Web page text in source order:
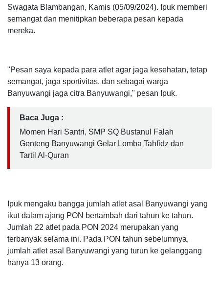
Swagata Blambangan, Kamis (05/09/2024). Ipuk memberi
semangat dan menitipkan beberapa pesan kepada
mereka.
"Pesan saya kepada para atlet agar jaga kesehatan, tetap
semangat, jaga sportivitas, dan sebagai warga
Banyuwangi jaga citra Banyuwangi," pesan Ipuk.
Baca Juga :
Momen Hari Santri, SMP SQ Bustanul Falah
Genteng Banyuwangi Gelar Lomba Tahfidz dan
Tartil Al-Quran
Ipuk mengaku bangga jumlah atlet asal Banyuwangi yang
ikut dalam ajang PON bertambah dari tahun ke tahun.
Jumlah 22 atlet pada PON 2024 merupakan yang
terbanyak selama ini. Pada PON tahun sebelumnya,
jumlah atlet asal Banyuwangi yang turun ke gelanggang
hanya 13 orang.